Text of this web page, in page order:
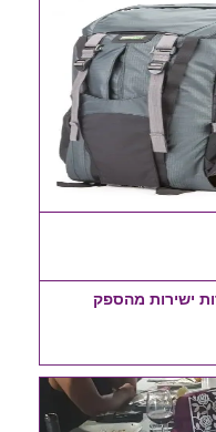
ישירות מהספק